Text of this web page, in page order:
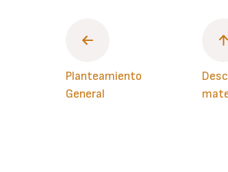
Planteamiento
General